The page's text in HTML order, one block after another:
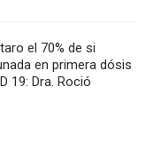
el 70% de si
en primera dósis
19: Dra. Roció